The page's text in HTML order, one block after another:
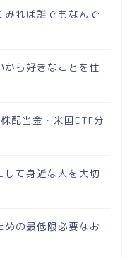
みれば誰でもなんで
から好きなことを仕
配当金・米国ETF分
して身近な人を大切
めの最低限必要なお